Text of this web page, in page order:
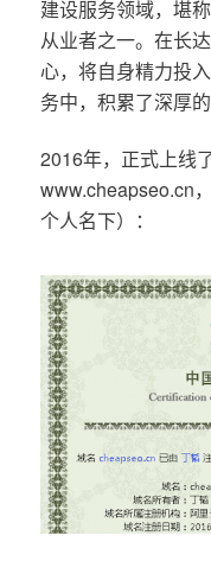
建设服务领域，堪
从业者之一。在长
心，将自身精力投
务中，积累了深厚
2016年，正式上线
www.cheapseo.cn
个人名下）：